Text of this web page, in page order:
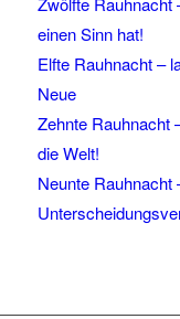
einen Sinn hat!
Elfte Rauhnacht –
Neue
Zehnte Rauhnacht
die Welt!
Neunte Rauhnacht